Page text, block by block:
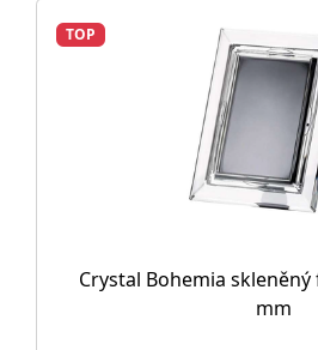
TOP
Crystal Bohemia
mm